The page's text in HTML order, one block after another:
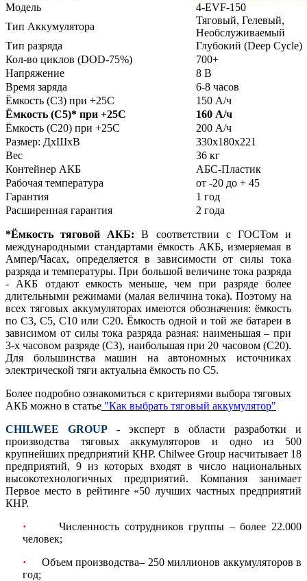
Модель
4-EVF-150
Тип Аккумулятора
Тяговый, Гелевый,
Необслуживаемый
Тип разряда
Глубокий (Deep Cycle)
Кол-во циклов (DOD-75%)
700+
Напряжение
8 В
Время заряда
6-8 часов
Ёмкость (С3) при +25С
150 А/ч
Ёмкость (С5)* при +25С
160 А/ч
Ёмкость (С20) при +25С
200 А/ч
Размер: ДхШхВ
330х180х221
Вес
36 кг
Контейнер АКБ
АБС-Пластик
Рабочая температура
от -20 до + 45
Гарантия
1 год
Расширенная гарантия
2 года
*Ёмкость тяговой АКБ:В соответствии с ГОСТом и
международными стандартами ёмкость АКБ, измеряемая в
Ампер/Часах, определяется в зависимости от силы тока
разряда и температуры. При большой величине тока разряда
- АКБ отдают емкость меньше, чем при разряде более
длительными режимами (малая величина тока). Поэтому на
всех тяговых аккумуляторах имеются обозначения: ёмкость
по С3, С5, С10 или С20. Ёмкость одной и той же батареи в
зависимом от силы тока разряда разная: наименьшая – при
3-х часовом разряде (С3), наибольшая при 20 часовом (С20).
Для большинства машин на автономных источниках
электрической тяги актуальна ёмкость по С5.
Более подробно ознакомиться с критериями выбора тяговых
АКБ можно в статье "Как выбрать тяговый аккумулятор"
CHILWEE GROUP - эксперт в области разработки и
производства тяговых аккумуляторов и одно из 500
крупнейших предприятий КНР. Chilwee Group насчитывает 18
предприятий, 9 из которых входят в число национальных
высокотехнологичных предприятий. Компания занимает
Первое место в рейтинге «50 лучших частных предприятий
КНР.
·
Численность сотрудников группы – более 22.000
человек;
·
Объем производства– 250 миллионов аккумуляторов в
год;